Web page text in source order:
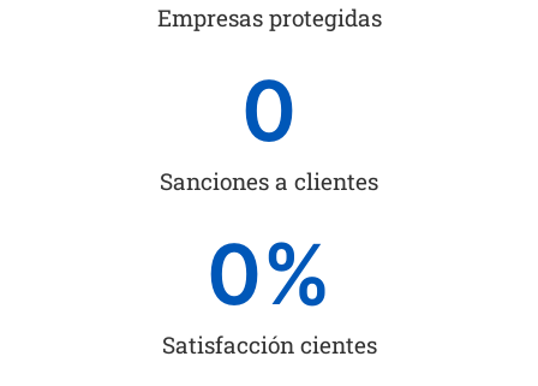
Empresas protegidas
Sanciones a clientes
0
Satisfacción cientes
0%